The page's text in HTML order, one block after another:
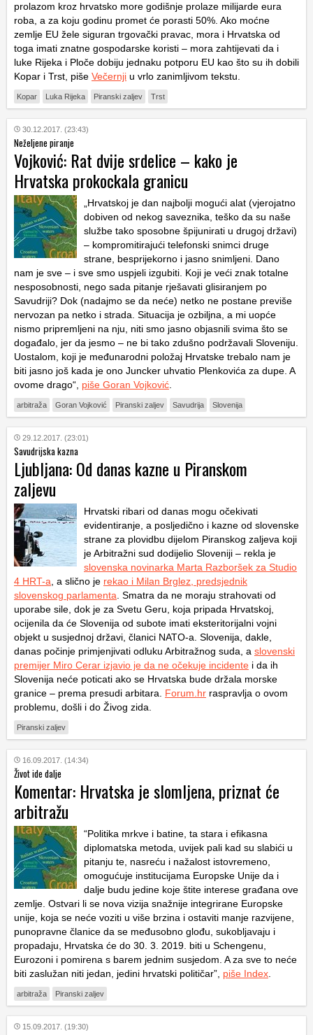
prolazom kroz hrvatsko more godišnje prolaze milijarde eura
roba, a za koju godinu promet će porasti 50%. Ako moćne
zemlje EU žele siguran trgovački pravac, mora i Hrvatska od
toga imati znatne gospodarske koristi – mora zahtijevati da i
luke Rijeka i Ploče dobiju jednaku potporu EU kao što su ih dobili
Kopar i Trst, piše Večernji u vrlo zanimljivom tekstu.
Kopar Luka Rijeka Piranski zaljev Trst
30.12.2017. (23:43)
Neželjene piranje
Vojković: Rat dvije srdelice – kako je
Hrvatska prokockala granicu
„Hrvatskoj je dan najbolji mogući alat (vjerojatno
dobiven od nekog saveznika, teško da su naše
službe tako sposobne špijunirati u drugoj državi)
– kompromitirajući telefonski snimci druge
strane, besprijekorno i jasno snimljeni. Dano
nam je sve – i sve smo uspjeli izgubiti. Koji je veći znak totalne
nesposobnosti, nego sada pitanje rješavati glisiranjem po
Savudriji? Dok (nadajmo se da neće) netko ne postane previše
nervozan pa netko i strada. Situacija je ozbiljna, a mi uopće
nismo pripremljeni na nju, niti smo jasno objasnili svima što se
događalo, jer da jesmo – ne bi tako zdušno podržavali Sloveniju.
Uostalom, koji je međunarodni položaj Hrvatske trebalo nam je
biti jasno još kada je ono Juncker uhvatio Plenkovića za dupe. A
ovome drago“, piše Goran Vojković
arbitraža Goran Vojković Piranski zaljev Savudrija Slovenija
29.12.2017. (23:01)
Savudrijska kazna
Ljubljana: Od danas kazne u Piranskom
zaljevu
Hrvatski ribari od danas mogu očekivati
evidentiranje, a posljedično i kazne od slovenske
strane za plovidbu dijelom Piranskog zaljeva koji
je Arbitražni sud dodijelio Sloveniji – rekla je
slovenska novinarka Marta Razboršek za Studio
4 HRT-a , a slično je rekao i Milan Brglez, predsjednik
slovenskog parlamenta . Smatra da ne moraju strahovati od
uporabe sile, dok je za Svetu Geru, koja pripada Hrvatskoj,
ocijenila da će Slovenija od subote imati eksteritorijalni vojni
objekt u susjednoj državi, članici NATO-a. Slovenija, dakle,
danas počinje primjenjivati odluku Arbitražnog suda, a slovenski
premijer Miro Cerar izjavio je da ne očekuje incidente i da ih
Slovenija neće poticati ako se Hrvatska bude držala morske
granice – prema presudi arbitara. Forum.hr raspravlja o ovom
problemu, došli i do Živog zida.
Piranski zaljev
16.09.2017. (14:34)
Život ide dalje
Komentar: Hrvatska je slomljena, priznat će
arbitražu
“Politika mrkve i batine, ta stara i efikasna
diplomatska metoda, uvijek pali kad su slabići u
pitanju te, nasreću i nažalost istovremeno,
omogućuje institucijama Europske Unije da i
dalje budu jedine koje štite interese građana ove
zemlje. Ostvari li se nova vizija snažnije integrirane Europske
unije, koja se neće voziti u više brzina i ostaviti manje razvijene,
punopravne članice da se međusobno glođu, sukobljavaju i
propadaju, Hrvatska će do 30. 3. 2019. biti u Schengenu,
Eurozoni i pomirena s barem jednim susjedom. A za sve to neće
biti zaslužan niti jedan, jedini hrvatski političar”, piše Index
arbitraža Piranski zaljev
15.09.2017. (19:30)